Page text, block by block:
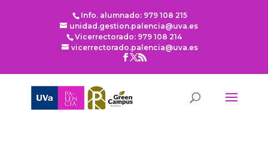
Info. alumnado: 979 108 215
unidad.gestion.palencia@uva.es
Vicerrectorado: 979 108 214
vicerrectorado.palencia@uva.es